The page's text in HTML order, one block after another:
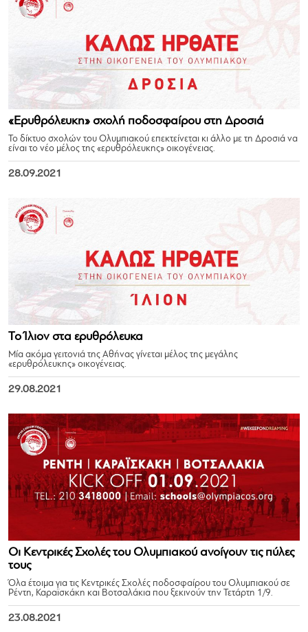
«Ερυθρόλευκη» σχολή ποδοσφαίρου στη Δροσιά
Το δίκτυο σχολών του Ολυμπιακού επεκτείνεται κι άλλο με τη Δροσιά να
είναι το νέο μέλος της «ερυθρόλευκης» οικογένειας.
28.09.2021
Το Ίλιον στα ερυθρόλευκα
Μία ακόμα γειτονιά της Αθήνας γίνεται μέλος της μεγάλης
«ερυθρόλευκης» οικογένειας.
29.08.2021
Oι Κεντρικές Σχολές του Ολυμπιακού ανοίγουν τις πύλες
τους
Όλα έτοιμα για τις Κεντρικές Σχολές ποδοσφαίρου του Ολυμπιακού σε
Ρέντη, Καραϊσκάκη και Βοτσαλάκια που ξεκινούν την Τετάρτη 1/9.
23.08.2021